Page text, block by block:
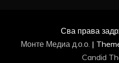
Сва права
Монте Медиа д.о.о. |
Candid